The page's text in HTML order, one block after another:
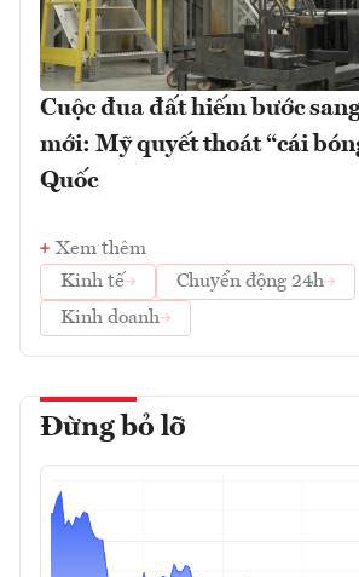
Cuộc đua đất hiếm bước
mới: Mỹ quyết thoát “cái
Quốc
Xem thêm
Kinh tế
Chuyển động 24h
Kinh doanh
Đừng bỏ lỡ